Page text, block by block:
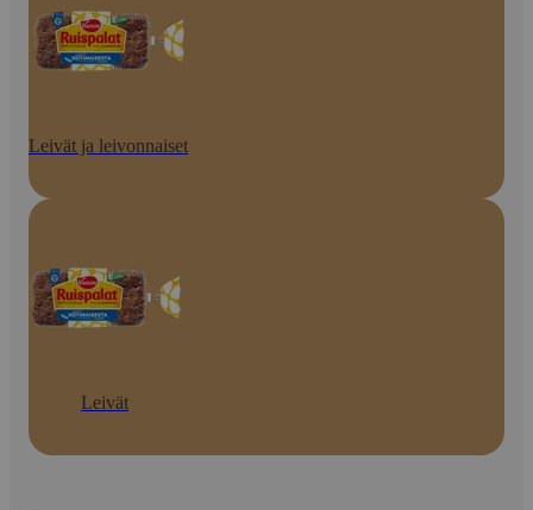
Leivät ja leivonnaiset
Leivät